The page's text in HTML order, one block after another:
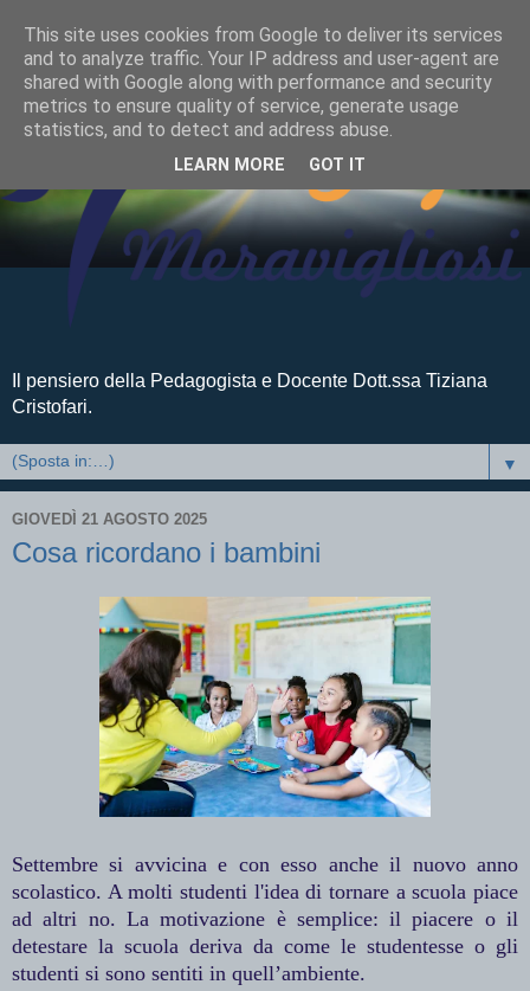
Il pensiero della Pedagogista e Docente Dott.ssa Tiziana
Cristofari.
▼
GIOVEDÌ 21 AGOSTO 2025
Cosa ricordano i bambini
Settembre si avvicina e con esso anche il nuovo anno
scolastico. A molti studenti l'idea di tornare a scuola piace
ad altri no. La motivazione è semplice: il piacere o il
detestare la scuola deriva da come le studentesse o gli
studenti si sono sentiti in quell’ambiente.
This site uses cookies from Google to deliver its services
and to analyze traffic. Your IP address and user-agent are
shared with Google along with performance and security
metrics to ensure quality of service, generate usage
statistics, and to detect and address abuse.
LEARN MORE GOT IT